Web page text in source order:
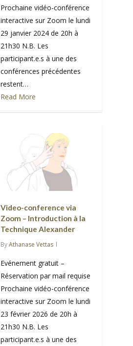
Prochaine vidéo-conférence
interactive sur Zoom le lundi
29 janvier 2024 de 20h à
21h30 N.B. Les
participant.e.s à une des
conférences précédentes
restent…
Read More
Video-conference via
Zoom – Introduction à la
Technique Alexander
ByAthanase Vettas
Evénement gratuit –
Réservation par mail requise
Prochaine vidéo-conférence
interactive sur Zoom le lundi
23 février 2026 de 20h à
21h30 N.B. Les
participant.e.s à une des